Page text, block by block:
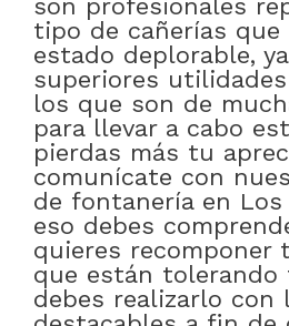
son profesionales
tipo de cañerías que
estado deplorable,
superiores
los que son de
para llevar a cabo
pierdas más tu
comunícate con
de fontanería en Los
eso debes
quieres recomponer
que están tolerando
debes realizarlo con